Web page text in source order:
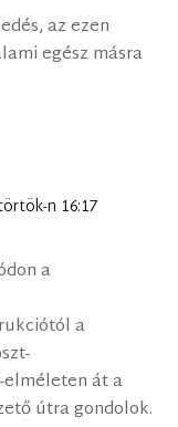
az ezen
egész másra
n 16:17
a
a
át a
útra gondolok.